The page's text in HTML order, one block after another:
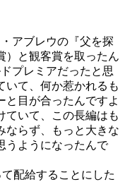
アブレウの『父を探
）と観客賞を取ったん
プレミアだったと思
いて、何か惹かれるも
と目が合ったんですよ
ていて、この長編はも
ならず、もっと大きな
うようになったんで
配給することにした